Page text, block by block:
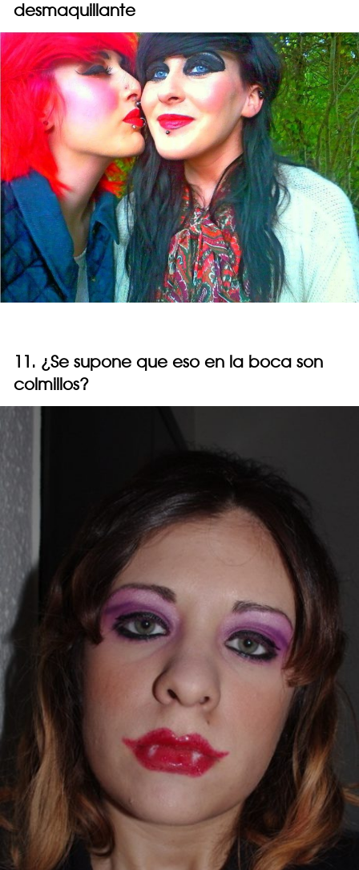
desmaquillante
11. ¿Se supone que eso en la boca son
colmillos?